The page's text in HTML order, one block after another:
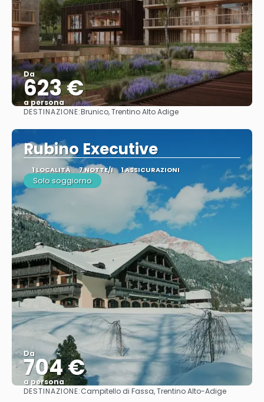
Da
623 €
a persona
Vedere
DESTINAZIONE:Brunico, Trentino Alto Adige
Rubino Executive
1 LOCALITÀ 7 NOTTE/I 1 ASSICURAZIONI
Solo soggiorno
Da
704 €
a persona
Vedere
DESTINAZIONE:Campitello di Fassa, Trentino Alto-Adige